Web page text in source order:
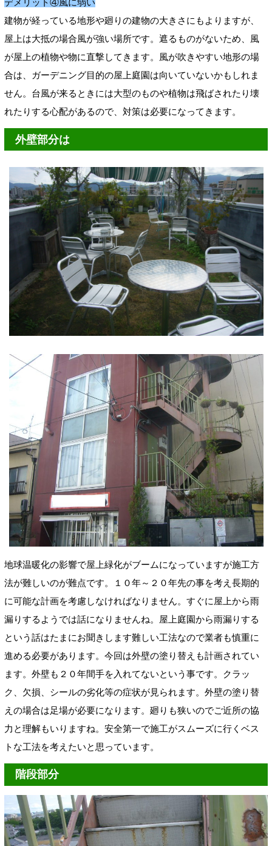
デメリット④風に弱い
建物が経っている地形や廻りの建物の大きさにもよりますが、
屋上は大抵の場合風が強い場所です。遮るものがないため、風
が屋上の植物や物に直撃してきます。風が吹きやすい地形の場
合は、ガーデニング目的の屋上庭園は向いていないかもしれま
せん。台風が来るときには大型のものや植物は飛ばされたり壊
れたりする心配があるので、対策は必要になってきます。
外壁部分は
地球温暖化の影響で屋上緑化がブームになっていますが施工方
法が難しいのが難点です。１０年～２０年先の事を考え長期的
に可能な計画を考慮しなければなりません。すぐに屋上から雨
漏りするようでは話になりませんね。屋上庭園から雨漏りする
という話はたまにお聞きします難しい工法なので業者も慎重に
進める必要があります。今回は外壁の塗り替えも計画されてい
ます。外壁も２０年間手を入れてないという事です。クラッ
ク、欠損、シールの劣化等の症状が見られます。外壁の塗り替
えの場合は足場が必要になります。廻りも狭いのでご近所の協
力と理解もいりますね。安全第一で施工がスムーズに行くベス
トな工法を考えたいと思っています。
階段部分